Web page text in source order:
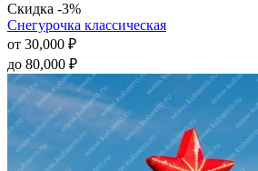
Скидка -3%
Снегурочка классическая
от 30,000 ₽
до 80,000 ₽